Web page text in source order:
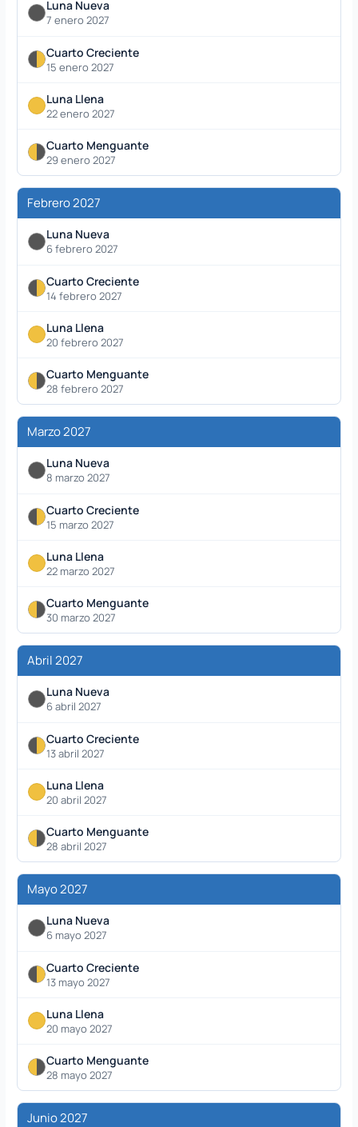
Luna Nueva
7 enero 2027
Cuarto Creciente
15 enero 2027
Luna Llena
22 enero 2027
Cuarto Menguante
29 enero 2027
Febrero 2027
Luna Nueva
6 febrero 2027
Cuarto Creciente
14 febrero 2027
Luna Llena
20 febrero 2027
Cuarto Menguante
28 febrero 2027
Marzo 2027
Luna Nueva
8 marzo 2027
Cuarto Creciente
15 marzo 2027
Luna Llena
22 marzo 2027
Cuarto Menguante
30 marzo 2027
Abril 2027
Luna Nueva
6 abril 2027
Cuarto Creciente
13 abril 2027
Luna Llena
20 abril 2027
Cuarto Menguante
28 abril 2027
Mayo 2027
Luna Nueva
6 mayo 2027
Cuarto Creciente
13 mayo 2027
Luna Llena
20 mayo 2027
Cuarto Menguante
28 mayo 2027
Junio 2027